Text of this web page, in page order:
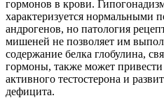
гормонов в крови.
характеризуется нормальными
андрогенов, но патология
мишеней не позволяет им
содержание белка глобулина,
гормоны, также может
активного тестостерона и
дефицита.